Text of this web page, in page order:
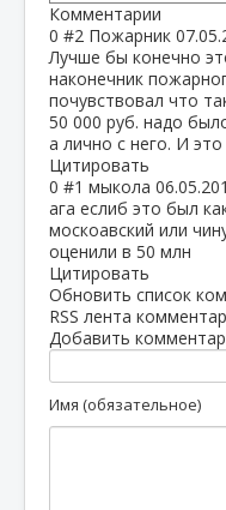
Комментарии
0 #2 Пожарник
Лучше бы конечно
наконечник
почувствовал что
50 000 руб. надо
а лично с него. И
Цитировать
0 #1 мыкола
ага еслиб это был
москоавский или
оценили в 50 млн
Цитировать
Обновить список
RSS лента
Добавить
Имя (обязательное)